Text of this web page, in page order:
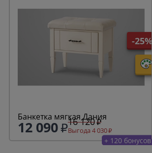
-25%
Банкетка мягкая Дания
12 090 16 120
Выгода 4 030
+ 120 бонусов